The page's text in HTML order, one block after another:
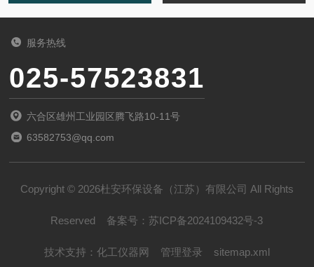
服务热线
025-57523831
六合区雄州工业园区腾飞路10-11号
63582753@qq.com
Copyright © 2026杜安环保设备（江苏）有限公司 All Rights
Reserved 备案号：苏ICP备2024109432号-3
技术支持： 化工仪器网 管理登录 sitemap.xml